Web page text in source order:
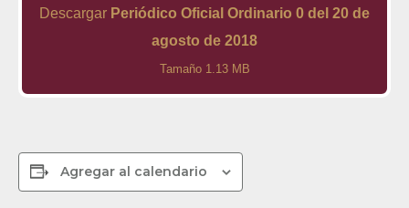
Descargar Periódico Oficial Ordinario 0 del 20 de
agosto de 2018
Tamaño 1.13 MB
Agregar al calendario